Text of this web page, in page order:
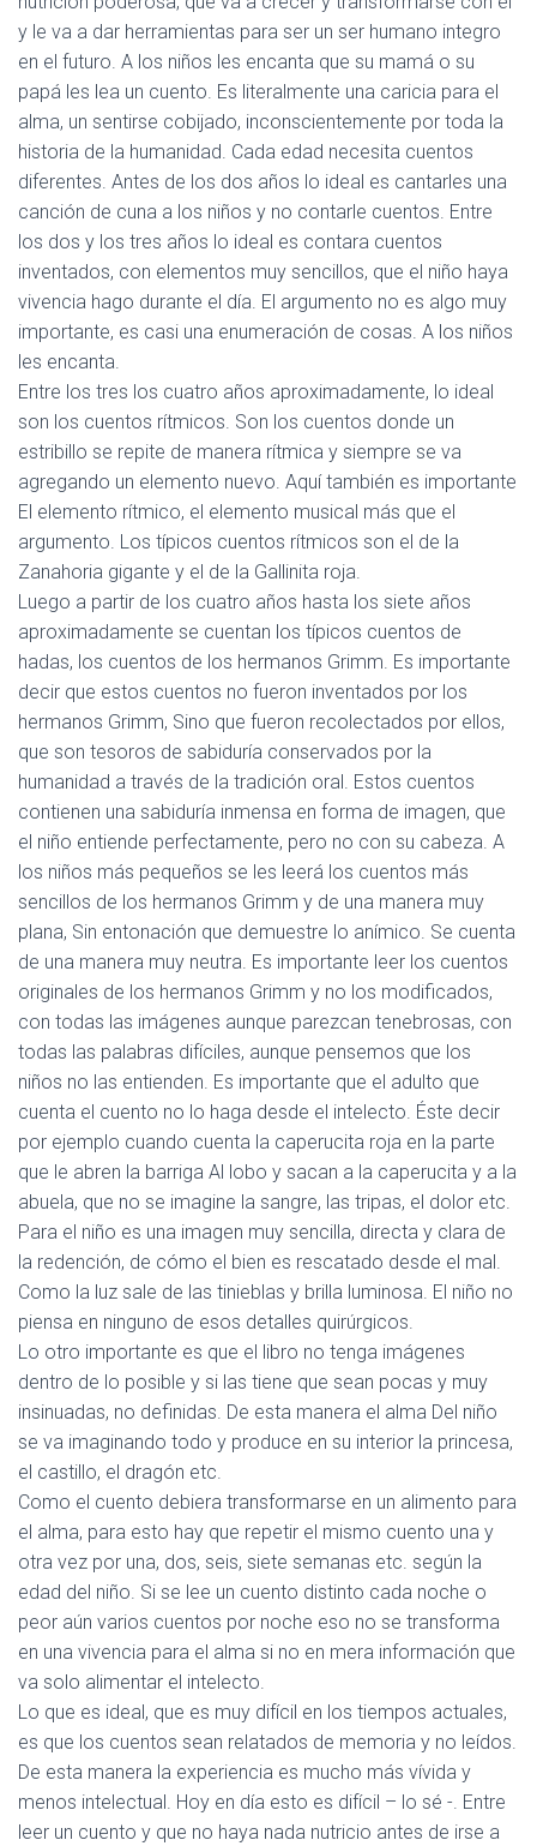
y le va a dar herramientas para ser un ser humano integro
en el futuro. A los niños les encanta que su mamá o su
papá les lea un cuento. Es literalmente una caricia para el
alma, un sentirse cobijado, inconscientemente por toda la
historia de la humanidad. Cada edad necesita cuentos
diferentes. Antes de los dos años lo ideal es cantarles una
canción de cuna a los niños y no contarle cuentos. Entre
los dos y los tres años lo ideal es contara cuentos
inventados, con elementos muy sencillos, que el niño haya
vivencia hago durante el día. El argumento no es algo muy
importante, es casi una enumeración de cosas. A los niños
les encanta.
Entre los tres los cuatro años aproximadamente, lo ideal
son los cuentos rítmicos. Son los cuentos donde un
estribillo se repite de manera rítmica y siempre se va
agregando un elemento nuevo. Aquí también es importante
El elemento rítmico, el elemento musical más que el
argumento. Los típicos cuentos rítmicos son el de la
Zanahoria gigante y el de la Gallinita roja.
Luego a partir de los cuatro años hasta los siete años
aproximadamente se cuentan los típicos cuentos de
hadas, los cuentos de los hermanos Grimm. Es importante
decir que estos cuentos no fueron inventados por los
hermanos Grimm, Sino que fueron recolectados por ellos,
que son tesoros de sabiduría conservados por la
humanidad a través de la tradición oral. Estos cuentos
contienen una sabiduría inmensa en forma de imagen, que
el niño entiende perfectamente, pero no con su cabeza. A
los niños más pequeños se les leerá los cuentos más
sencillos de los hermanos Grimm y de una manera muy
plana, Sin entonación que demuestre lo anímico. Se cuenta
de una manera muy neutra. Es importante leer los cuentos
originales de los hermanos Grimm y no los modificados,
con todas las imágenes aunque parezcan tenebrosas, con
todas las palabras difíciles, aunque pensemos que los
niños no las entienden. Es importante que el adulto que
cuenta el cuento no lo haga desde el intelecto. Éste decir
por ejemplo cuando cuenta la caperucita roja en la parte
que le abren la barriga Al lobo y sacan a la caperucita y a la
abuela, que no se imagine la sangre, las tripas, el dolor etc.
Para el niño es una imagen muy sencilla, directa y clara de
la redención, de cómo el bien es rescatado desde el mal.
Como la luz sale de las tinieblas y brilla luminosa. El niño no
piensa en ninguno de esos detalles quirúrgicos.
Lo otro importante es que el libro no tenga imágenes
dentro de lo posible y si las tiene que sean pocas y muy
insinuadas, no definidas. De esta manera el alma Del niño
se va imaginando todo y produce en su interior la princesa,
el castillo, el dragón etc.
Como el cuento debiera transformarse en un alimento para
el alma, para esto hay que repetir el mismo cuento una y
otra vez por una, dos, seis, siete semanas etc. según la
edad del niño. Si se lee un cuento distinto cada noche o
peor aún varios cuentos por noche eso no se transforma
en una vivencia para el alma si no en mera información que
va solo alimentar el intelecto.
Lo que es ideal, que es muy difícil en los tiempos actuales,
es que los cuentos sean relatados de memoria y no leídos.
De esta manera la experiencia es mucho más vívida y
menos intelectual. Hoy en día esto es difícil – lo sé -. Entre
leer un cuento y que no haya nada nutricio antes de irse a